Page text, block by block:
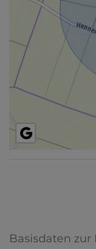
Basisdaten